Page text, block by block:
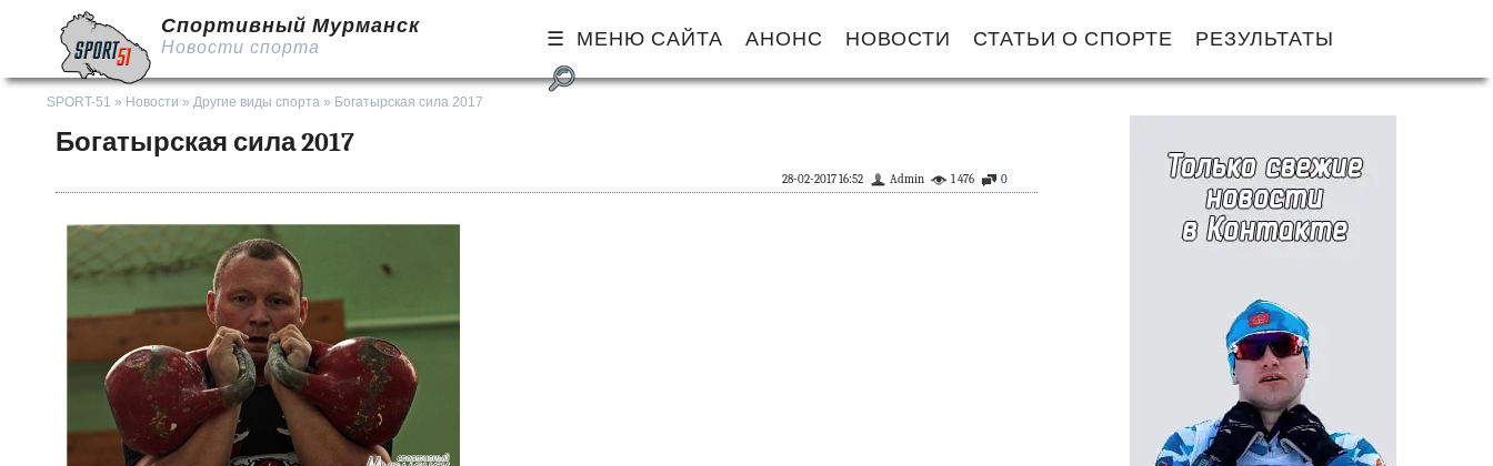
Спортивный Мурманск
Новости спорта МЕНЮ САЙТА АНОНС НОВОСТИ СТАТЬИ О СПОРТЕ РЕЗУЛЬТАТЫ
SPORT-51 » Новости » Другие виды спорта » Богатырская сила 2017
Богатырская сила 2017
0
1 476
Admin
28-02-2017 16:52